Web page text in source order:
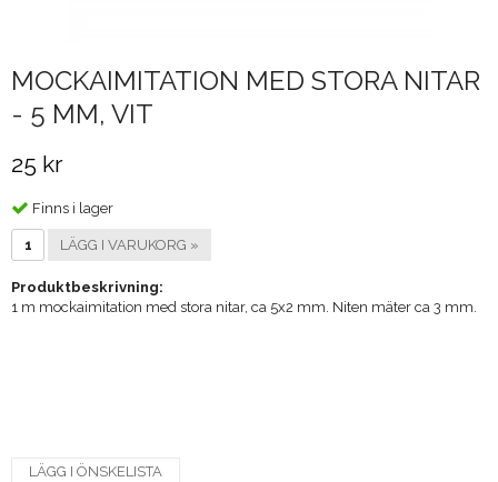
MOCKAIMITATION MED STORA NITAR
- 5 MM, VIT
25 kr
Finns i lager
LÄGG I VARUKORG »
Produktbeskrivning:
1 m mockaimitation med stora nitar, ca 5x2 mm. Niten mäter ca 3 mm.
LÄGG I ÖNSKELISTA